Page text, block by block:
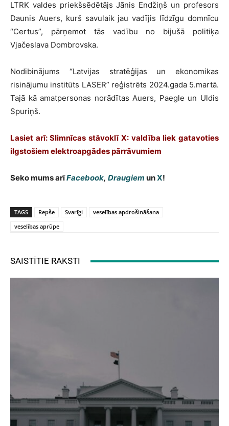
LTRK valdes priekšsēdētājs Jānis Endžiņš un profesors
Daunis Auers, kurš savulaik jau vadījis līdzīgu domnīcu
“Certus”, pārņemot tās vadību no bijušā politiķa
Vjačeslava Dombrovska.
Nodibinājums “Latvijas stratēģijas un ekonomikas
risinājumu institūts LASER” reģistrēts 2024.gada 5.martā.
Tajā kā amatpersonas norādītas Auers, Paegle un Uldis
Spuriņš.
Lasiet arī: Slimnīcas stāvoklī X: valdība liek gatavoties
ilgstošiem elektroapgādes pārrāvumiem
Seko mums arīFacebook, Draugiem unX!
TAGS Repše Svarīgi
veselības apdrošināšana
veselības aprūpe
SAISTĪTIE RAKSTI